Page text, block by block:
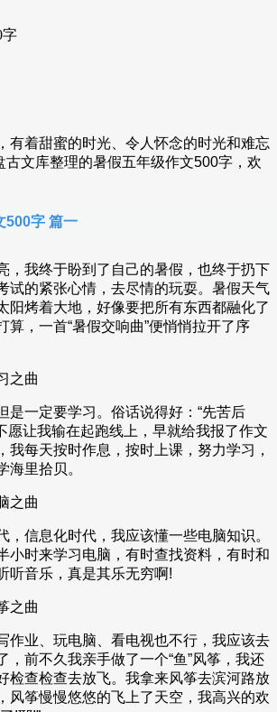
字
有着甜蜜的时光、令人怀念的时光和难忘
古文库整理的暑假五年级作文500字，欢
500字 篇一
我终于盼到了自己的暑假，也终于扔下
试的紧张心情，去尽情的玩耍。暑假天气
阳烤着大地，好像要把所有东西都融化了
算，一首“暑假交响曲”便悄悄拉开了序
之曲
一定要学习。俗话说得好：“先苦后
愿让我输在起跑线上，早就给我报了作文
我每天按时作息，按时上课，努力学习，
海里拾贝。
之曲
信息化时代，我应该懂一些电脑知识。
小时来学习电脑，有时查找资料，有时和
听音乐，真是其乐无穷啊!
之曲
业、玩电脑、看电视也不行，我应该去
，前不久我亲手做了一个“鱼”风筝，我还
检查检查去放飞。我拿来风筝去滨河路放
风筝慢慢悠悠的飞上了天空，我高兴的欢